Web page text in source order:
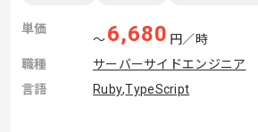
単価
〜6,680 円／時
職種
サーバーサイドエンジニア
言語
Ruby,TypeScript